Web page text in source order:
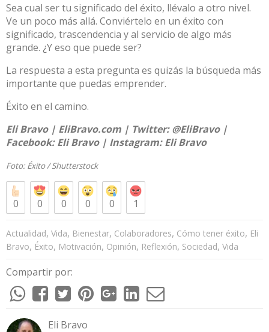
Sea cual ser tu significado del éxito, llévalo a otro nivel.
Ve un poco más allá. Conviértelo en un éxito con
significado, trascendencia y al servicio de algo más
grande. ¿Y eso que puede ser?
La respuesta a esta pregunta es quizás la búsqueda más
importante que puedas emprender.
Éxito en el camino.
Eli Bravo | EliBravo.com | Twitter:@EliBravo|
Facebook:Eli Bravo| Instagram:Eli Bravo
Foto: Éxito /Shutterstock
0 0 0 0 0 1
Actualidad, Vida, Bienestar, Colaboradores, Cómo tener éxito, Eli
Bravo, Éxito, Motivación, Opinión, Reflexión, Sociedad, Vida
Compartir por:
Eli Bravo